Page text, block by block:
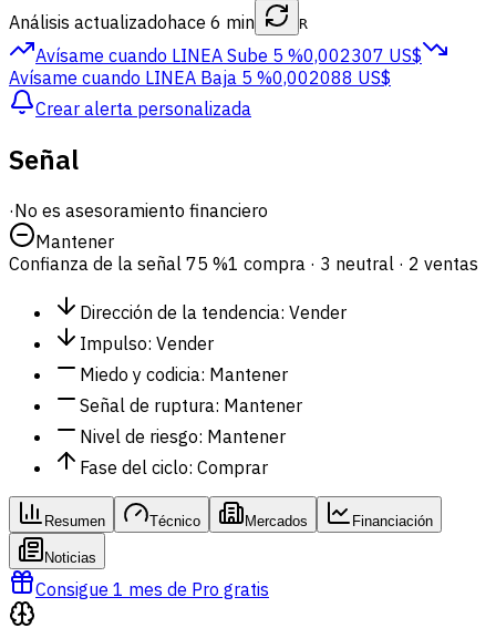
Análisis actualizadohace 6 min R
Avísame cuando LINEA Sube 5 %0,002307 US$
Avísame cuando LINEA Baja 5 %0,002088 US$
Crear alerta personalizada
Señal
·No es asesoramiento financiero
Mantener
Confianza de la señal 75 %1 compra · 3 neutral · 2 ventas
Dirección de la tendencia: Vender
Impulso: Vender
Miedo y codicia: Mantener
Señal de ruptura: Mantener
Nivel de riesgo: Mantener
Fase del ciclo: Comprar
Resumen Técnico Mercados Financiación
Noticias
Consigue 1 mes de Pro gratis